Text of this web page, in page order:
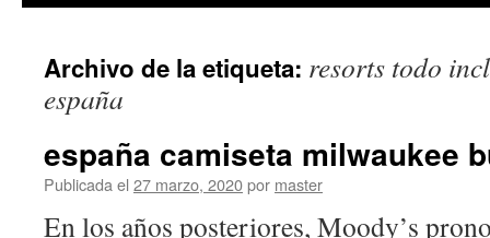
contenido
Archivo de la etiqueta: resorts todo
españa
españa camiseta milwaukee
Publicada el 27 marzo, 2020por master
En los años posteriores, Moody’s